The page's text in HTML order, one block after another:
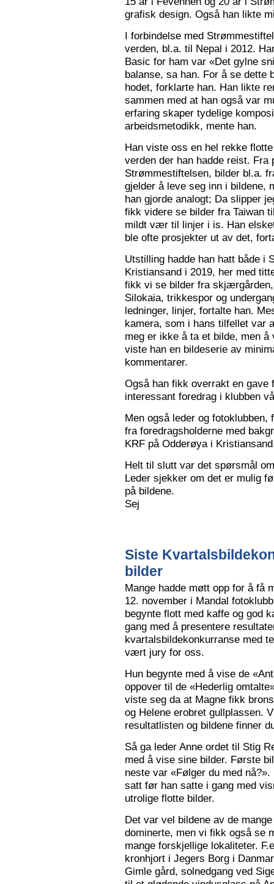
grafisk design. Også han likte
I forbindelse med
verden, bl.a. til Nepal i 2012.
Basic for ham var «Det gylne
balanse, sa han. For å se dette
hodet, forklarte han. Han likte
sammen med at han også var
erfaring skaper tydelige
arbeidsmetodikk, mente han.
Han viste oss en hel rekke
verden der han hadde reist. Fra
Strømmestiftelsen, bilder bl.a.
gjelder å leve seg inn i bildene,
han gjorde analogt; Da slipper
fikk videre se bilder fra Taiwan
mildt vær til linjer i is. Han
ble ofte prosjekter ut av det,
Utstilling hadde han hatt både i
Kristiansand i 2019, her med
fikk vi se bilder fra
Silokaia, trikkespor og
ledninger, linjer, fortalte han.
kamera, som i hans tilfellet var
meg er ikke å ta et bilde, men
viste han en bildeserie av
kommentarer.
Også han fikk overrakt en gave
interessant foredrag i klubben
Men også leder og
fra foredragsholderne med
KRF på Odderøya i
Helt til slutt var det spørsmål
Leder sjekker om det er mulig
på bildene.
Sej
Siste
bilder
Mange hadde møtt opp for å få
12. november i Mandal
begynte flott med kaffe og god
gang med å presentere
kvartalsbildekonkurranse med
vært jury for oss.
Hun begynte med å vise de
oppover til de «Hederlig
viste seg da at Magne fikk
og Helene erobret gullplassen.
resultatlisten og bildene finner
Så ga leder Anne ordet til Stig
med å vise sine bilder. Første
neste var «Følger du med
satt før han satte i gang med
utrolige flotte bilder.
Det var vel bildene av de
dominerte, men vi fikk også se
mange forskjellige lokaliteter.
kronhjort i Jegers Borg i
Gimle gård, solnedgang ved